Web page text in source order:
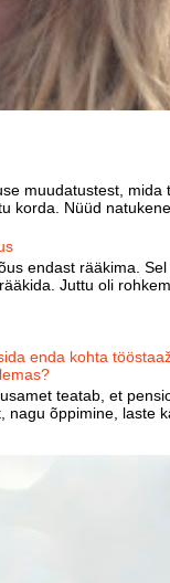
muudatustest, mida
korda. Nüüd natukene
endast rääkima.
Juttu oli
enda kohta
teatab, et
õppimine, laste